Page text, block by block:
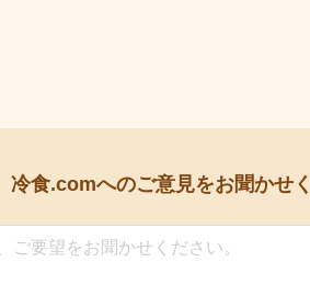
冷食.comへのご意見をお聞かせ